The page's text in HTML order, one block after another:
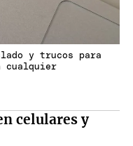
y trucos para
cualquier
celulares y